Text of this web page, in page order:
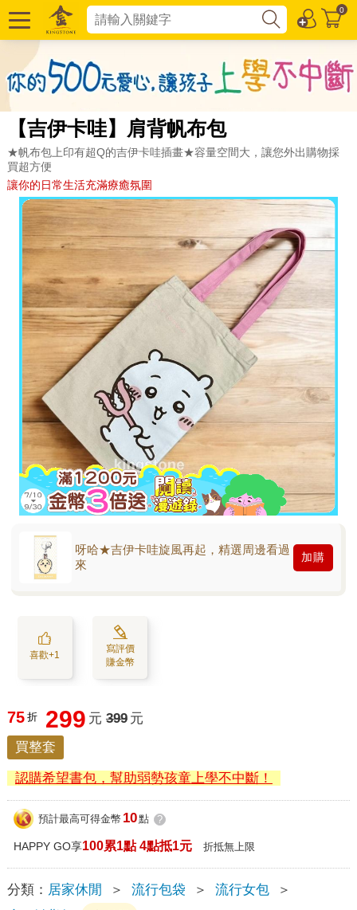
0
【吉伊卡哇】肩背帆布包
★帆布包上印有超Q的吉伊卡哇插畫★容量空間大，讓您外出購物採
買超方便
讓你的日常生活充滿療癒氛圍
呀哈★吉伊卡哇旋風再起，精選周邊看過
來
加購
喜歡+1
寫評價
賺金幣
75 折 299 元 399 元
買整套
認購希望書包，幫助弱勢孩童上學不中斷！
預計最高可得金幣 10點 ?
HAPPY GO享100累1點 4點抵1元 折抵無上限
分類： 居家休閒 ＞ 流行包袋 ＞ 流行女包
＞